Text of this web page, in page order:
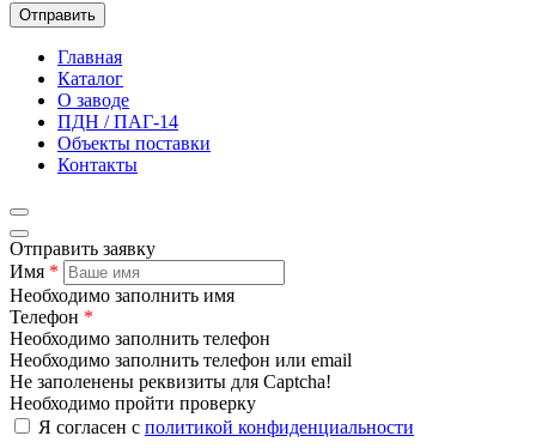
Отправить
Главная
Каталог
О заводе
ПДН / ПАГ-14
Объекты поставки
Контакты
Отправить заявку
Имя *
Необходимо заполнить имя
Телефон *
Необходимо заполнить телефон
Необходимо заполнить телефон или email
Не заполенены реквизиты для Captcha!
Необходимо пройти проверку
Я согласен с политикой конфиденциальности